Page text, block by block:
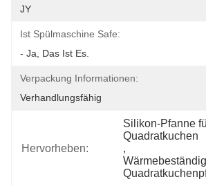
JY
Ist Spülmaschine Safe:
- Ja, Das Ist Es.
Verpackung Informationen:
Verhandlungsfähig
Hervorheben:
Silikon-Pfanne
Quadratkuchen
,